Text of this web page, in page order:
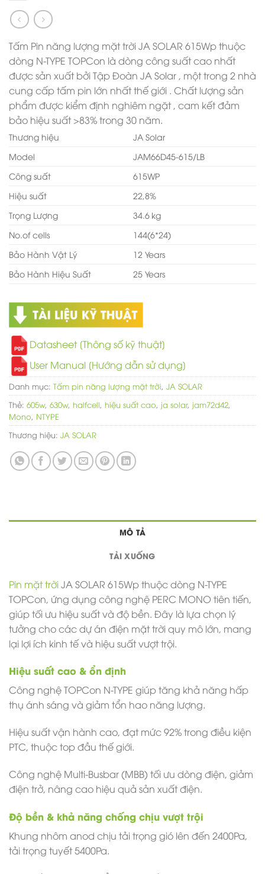
Tấm Pin năng lượng mặt trời JA SOLAR 615Wp thuộc
dòng N-TYPE TOPCon là dòng công suất cao nhất
được sản xuất bởi Tập Đoàn JA Solar , một trong 2 nhà
cung cấp tấm pin lớn nhất thế giới . Chất lượng sản
phẩm được kiểm định nghiêm ngặt , cam kết đảm
bảo hiệu suất >83% trong 30 năm.
Thương hiệu
JA Solar
Model
JAM66D45-615/LB
Công suất
615WP
Hiệu suất
22,8%
Trọng Lượng
34.6 kg
No.of cells
144(6*24)
Bảo Hành Vật Lý
12 Years
Bảo Hành Hiệu Suất
25 Years
Datasheet [Thông số kỹ thuật]
User Manual [Hướng dẫn sử dụng]
Danh mục: Tấm pin năng lượng mặt trời, JA SOLAR
Thẻ: 605w, 630w, halfcell, hiệu suất cao, ja solar, jam72d42,
Mono, NTYPE
Thương hiệu: JA SOLAR
MÔ TẢ
TẢI XUỐNG
Pin mặt trờiJA SOLAR 615Wp thuộc dòng N-TYPE
TOPCon, ứng dụng công nghệ PERC MONO tiên tiến,
giúp tối ưu hiệu suất và độ bền. Đây là lựa chọn lý
tưởng cho các dự án điện mặt trời quy mô lớn, mang
lại lợi ích kinh tế và hiệu suất vượt trội.
Hiệu suất cao & ổn định
Công nghệ TOPCon N-TYPE giúp tăng khả năng hấp
thụ ánh sáng và giảm tổn hao năng lượng.
Hiệu suất vận hành cao, đạt mức 92% trong điều kiện
PTC, thuộc top đầu thế giới.
Công nghệ Multi-Busbar (MBB) tối ưu dòng điện, giảm
điện trở, nâng cao hiệu quả sản xuất điện.
Độ bền & khả năng chống chịu vượt trội
Khung nhôm anod chịu tải trọng gió lên đến 2400Pa,
tải trọng tuyết 5400Pa.